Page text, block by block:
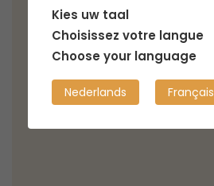
Kies uw taal
Choisissez votre langue
Choose your language
Nederlands Français